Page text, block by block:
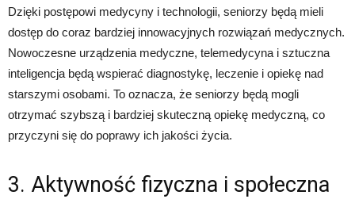
Dzięki postępowi medycyny i technologii, seniorzy będą mieli
dostęp do coraz bardziej innowacyjnych rozwiązań medycznych.
Nowoczesne urządzenia medyczne, telemedycyna i sztuczna
inteligencja będą wspierać diagnostykę, leczenie i opiekę nad
starszymi osobami. To oznacza, że seniorzy będą mogli
otrzymać szybszą i bardziej skuteczną opiekę medyczną, co
przyczyni się do poprawy ich jakości życia.
3. Aktywność fizyczna i społeczna